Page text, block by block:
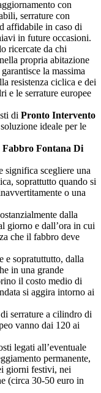
con
serrature con
affidabile in caso di
in future occasioni.
ricercate da chi
propria abitazione
la massima
resistenza ciclica e dei
e le serrature europee
di Pronto Intervento
ideale per le
Fontana Di
significa scegliere una
soprattutto quando si
o una
dalla
giorno e dall’ora in cui
che il fabbro deve
e sopratuttutto, dalla
in una grande
il costo medio di
si aggira intorno ai
serrature a cilindro di
vanno dai 120 ai
legati all’eventuale
permanente,
giorni festivi, nei
(circa 30-50 euro in